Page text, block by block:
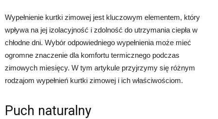
Wypełnienie kurtki zimowej jest kluczowym elementem, który
wpływa na jej izolacyjność i zdolność do utrzymania ciepła w
chłodne dni. Wybór odpowiedniego wypełnienia może mieć
ogromne znaczenie dla komfortu termicznego podczas
zimowych miesięcy. W tym artykule przyjrzymy się różnym
rodzajom wypełnień kurtki zimowej i ich właściwościom.
Puch naturalny